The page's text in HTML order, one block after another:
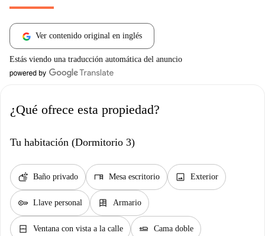
Ver contenido original en inglés
Estás viendo una traducción automática del anuncio
¿Qué ofrece esta propiedad?
Tu habitación (Dormitorio 3)
soap Baño privado desk Mesa escritorio image Exterior
key Llave personal dresser Armario
window_closed Ventana con vista a la calle airline_seat_flat Cama doble